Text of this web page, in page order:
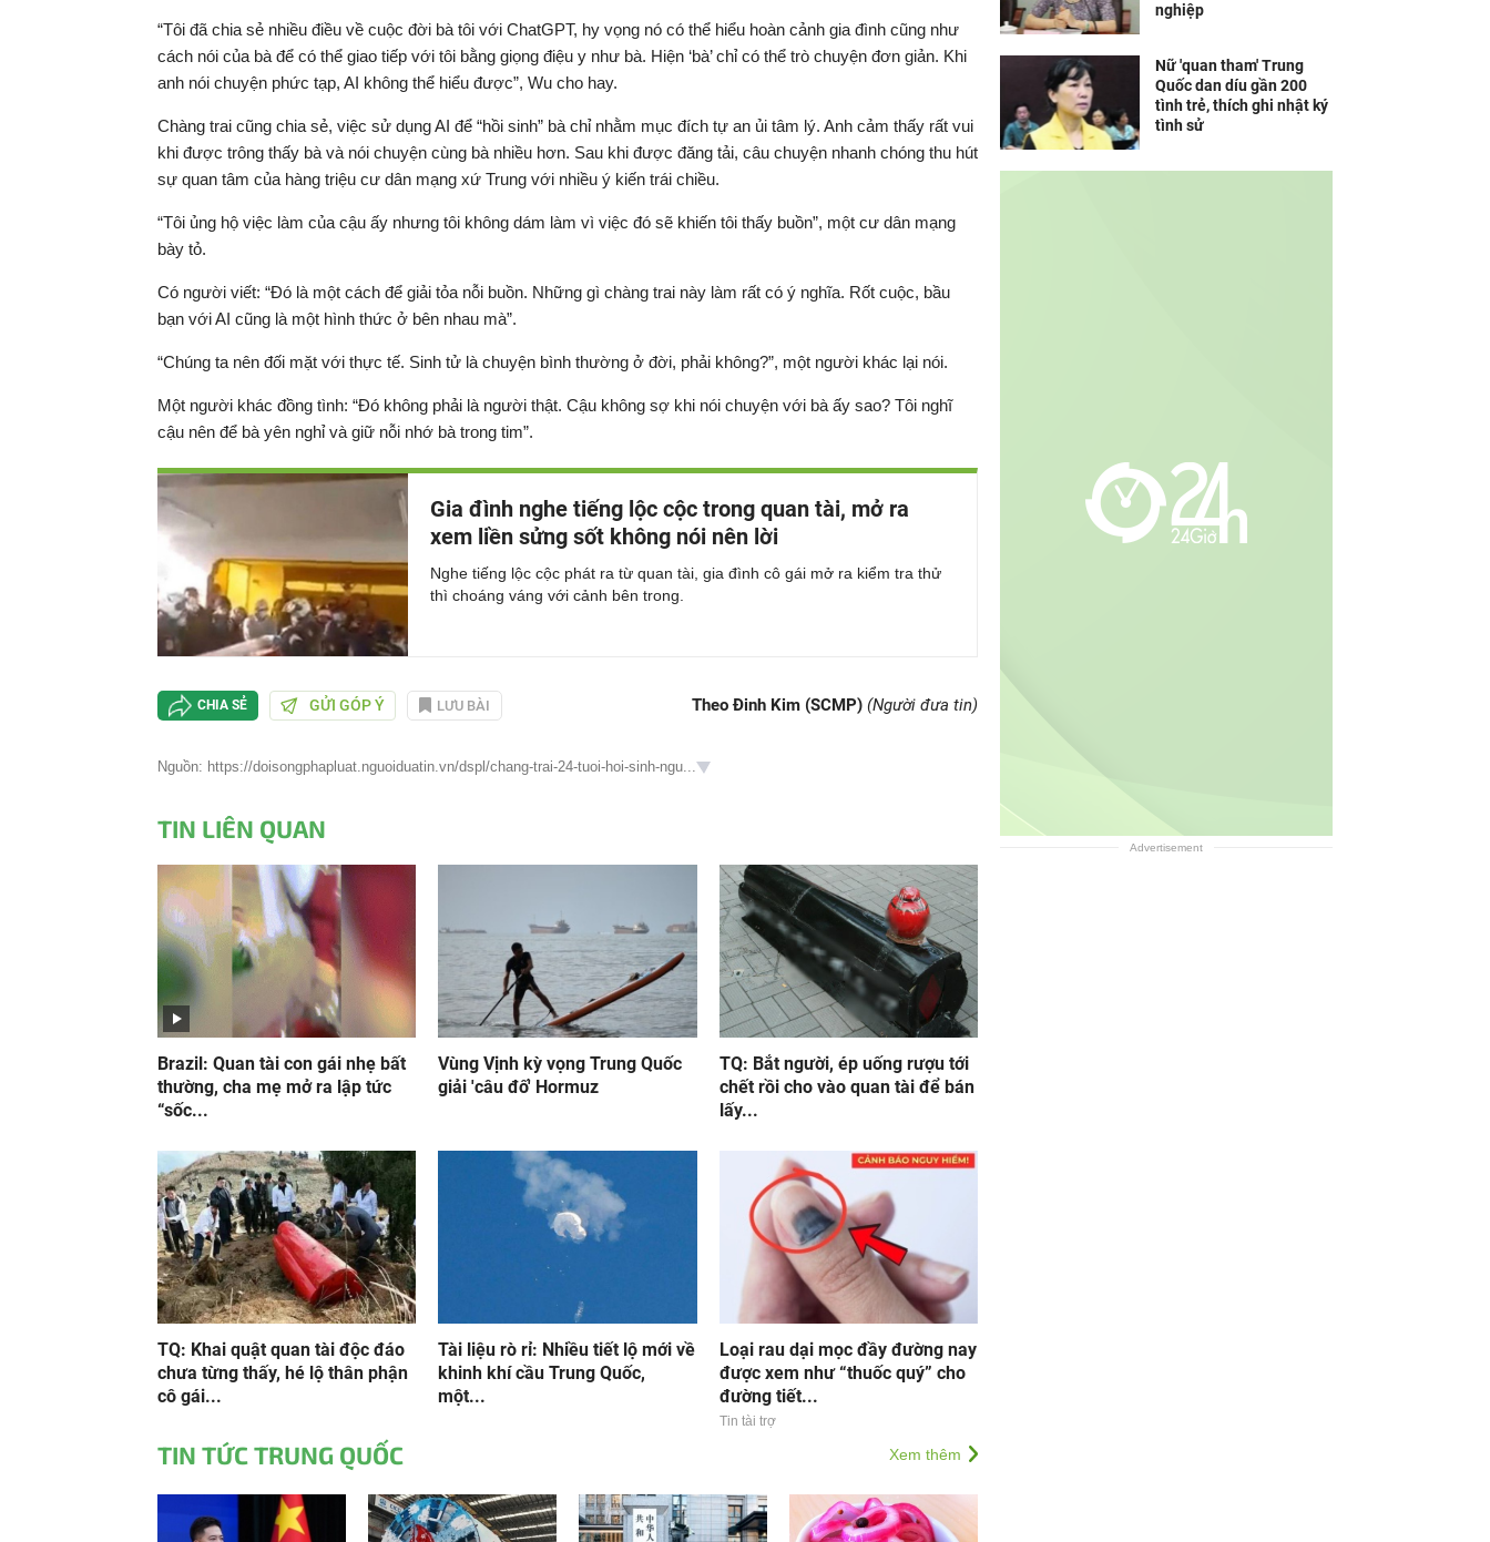
“Tôi đã chia sẻ nhiều điều về cuộc đời bà tôi với ChatGPT, hy vọng nó có thể hiểu hoàn cảnh gia đình cũng như
cách nói của bà để có thể giao tiếp với tôi bằng giọng điệu y như bà. Hiện ‘bà’ chỉ có thể trò chuyện đơn giản. Khi
anh nói chuyện phức tạp, AI không thể hiểu được”, Wu cho hay.
Chàng trai cũng chia sẻ, việc sử dụng AI để “hồi sinh” bà chỉ nhằm mục đích tự an ủi tâm lý. Anh cảm thấy rất vui
khi được trông thấy bà và nói chuyện cùng bà nhiều hơn. Sau khi được đăng tải, câu chuyện nhanh chóng thu hút
sự quan tâm của hàng triệu cư dân mạng xứ Trung với nhiều ý kiến trái chiều.
“Tôi ủng hộ việc làm của cậu ấy nhưng tôi không dám làm vì việc đó sẽ khiến tôi thấy buồn”, một cư dân mạng
bày tỏ.
Có người viết: “Đó là một cách để giải tỏa nỗi buồn. Những gì chàng trai này làm rất có ý nghĩa. Rốt cuộc, bầu
bạn với AI cũng là một hình thức ở bên nhau mà”.
“Chúng ta nên đối mặt với thực tế. Sinh tử là chuyện bình thường ở đời, phải không?”, một người khác lại nói.
Một người khác đồng tình: “Đó không phải là người thật. Cậu không sợ khi nói chuyện với bà ấy sao? Tôi nghĩ
cậu nên để bà yên nghỉ và giữ nỗi nhớ bà trong tim”.
Gia đình nghe tiếng lộc cộc trong quan tài, mở ra
xem liền sửng sốt không nói nên lời
Nghe tiếng lộc cộc phát ra từ quan tài, gia đình cô gái mở ra kiểm tra thử
thì choáng váng với cảnh bên trong.
CHIA SẺ GỬI GÓP Ý LƯU BÀI Theo Đinh Kim (SCMP) (Người đưa tin)
Nguồn: https://doisongphapluat.nguoiduatin.vn/dspl/chang-trai-24-tuoi-hoi-sinh-ngu...
TIN LIÊN QUAN
Brazil: Quan tài con gái nhẹ bất
thường, cha mẹ mở ra lập tức
“sốc...
Vùng Vịnh kỳ vọng Trung Quốc
giải 'câu đố' Hormuz
TQ: Bắt người, ép uống rượu tới
chết rồi cho vào quan tài để bán
lấy...
TQ: Khai quật quan tài độc đáo
chưa từng thấy, hé lộ thân phận
cô gái...
Tài liệu rò rỉ: Nhiều tiết lộ mới về
khinh khí cầu Trung Quốc,
một...
Loại rau dại mọc đầy đường nay
được xem như “thuốc quý” cho
đường tiết...
Tin tài trợ
TIN TỨC TRUNG QUỐC Xem thêm
nghiệp
Nữ 'quan tham' Trung
Quốc dan díu gần 200
tình trẻ, thích ghi nhật ký
tình sử
Advertisement